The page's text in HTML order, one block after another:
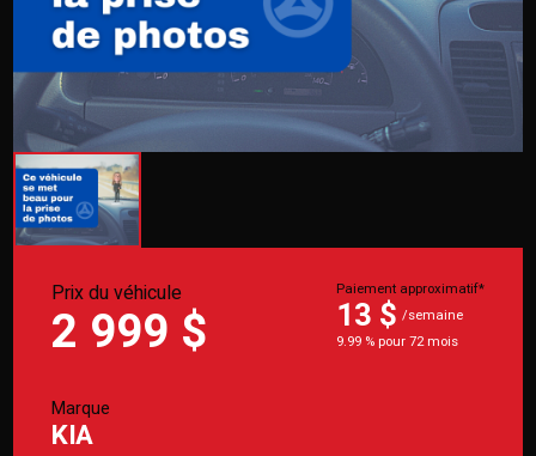
Prix du véhicule
2 999 $
Paiement approximatif*
13 $ /semaine
9.99 % pour 72 mois
Marque
KIA